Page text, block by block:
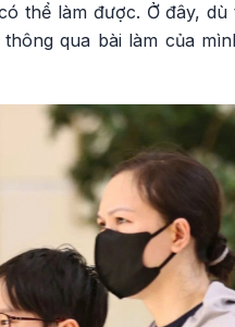
thể làm được. Ở đây,
qua bài làm của